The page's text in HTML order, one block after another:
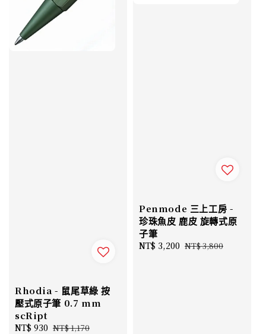
Rhodia - 鼠尾草綠 按
壓式原子筆 0.7 mm
scRipt
Sale
NT$ 930 Regular
NT$ 1,170
Penmode 三上工房 -
珍珠魚皮 鹿皮 旋轉式原
子筆
Sale
NT$ 3,200 Regular
NT$ 3,800